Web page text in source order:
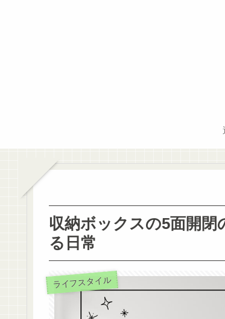
収納ボックスの5面開
る日常
ライフスタイル